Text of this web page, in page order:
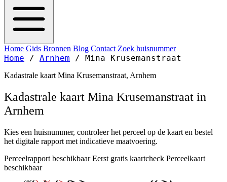
Home Gids Bronnen Blog Contact Zoek huisnummer
Home / Arnhem / Mina Krusemanstraat
Kadastrale kaart Mina Krusemanstraat, Arnhem
Kadastrale kaart Mina Krusemanstraat in
Arnhem
Kies een huisnummer, controleer het perceel op de kaart en bestel
het digitale rapport met indicatieve maatvoering.
Perceelrapport beschikbaar Eerst gratis kaartcheck Perceelkaart
beschikbaar